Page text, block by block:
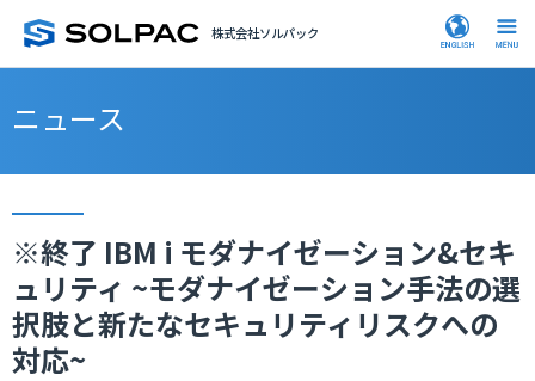
株式会社ソルパック
ニュース
※終了 IBM i モダナイゼーション&セキ
ュリティ ~モダナイゼーション手法の選
択肢と新たなセキュリティリスクへの
対応~